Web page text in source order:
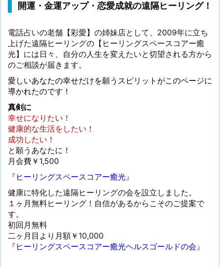
開運・金運アップ・恋愛成就の遠隔ヒーリング！
電話占いの老舗【彩愛】の姉妹店として、2009年に立ち
上げた遠隔ヒーリングの【ヒーリングスペースコアー癒
光】には日々、自分の人生を変えたいと切望される方から
のご相談が届きます。
愛しいあなたの幸せだけを願うスピリットがこのページに
導かれたのです！
真剣に
幸せになりたい！
健康的な生活をしたい！
成功したい！
と願うあなたに！
月会費￥1,500
『ヒーリングスペースコアー癒光』
健康に特化した遠隔ヒーリングの会を設立しました。
１ヶ月無料ヒーリング！自信があるからこそのご提案で
す。
初回月無料
二ヶ月目より月額￥10,000
『ヒーリングスペースコアー癒光ヘルスゴールドの会』